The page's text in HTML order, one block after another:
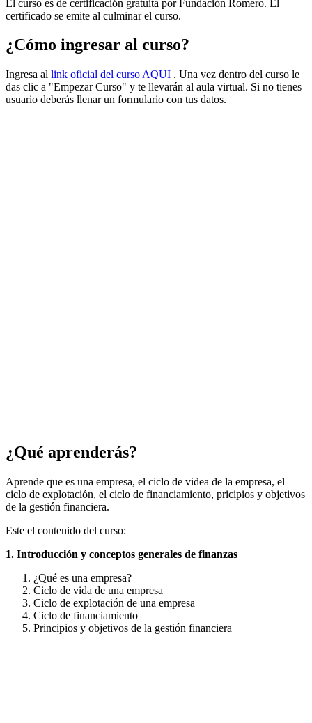
El curso es de certificación gratuita por Fundación Romero. El
certificado se emite al culminar el curso.
¿Cómo ingresar al curso?
Ingresa al link oficial del curso AQUI . Una vez dentro del curso le
das clic a "Empezar Curso" y te llevarán al aula virtual. Si no tienes
usuario deberás llenar un formulario con tus datos.
¿Qué aprenderás?
Aprende que es una empresa, el ciclo de videa de la empresa, el
ciclo de explotación, el ciclo de financiamiento, pricipios y objetivos
de la gestión financiera.
Este el contenido del curso:
1. Introducción y conceptos generales de finanzas
¿Qué es una empresa?
Ciclo de vida de una empresa
Ciclo de explotación de una empresa
Ciclo de financiamiento
Principios y objetivos de la gestión financiera